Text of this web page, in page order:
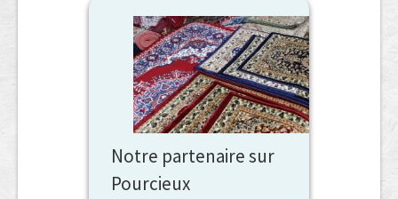
Notre partenaire sur
Pourcieux